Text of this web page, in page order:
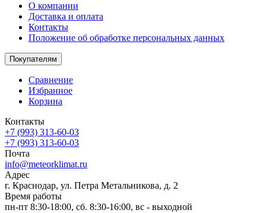
О компании
Доставка и оплата
Контакты
Положение об обработке персональных данных
Покупателям
Сравнение
Избранное
Корзина
Контакты
+7 (993) 313-60-03
+7 (993) 313-60-03
Почта
info@meteorklimat.ru
Адрес
г. Краснодар, ул. Петра Метальникова, д. 2
Время работы
пн-пт 8:30-18:00, сб. 8:30-16:00, вс - выходной